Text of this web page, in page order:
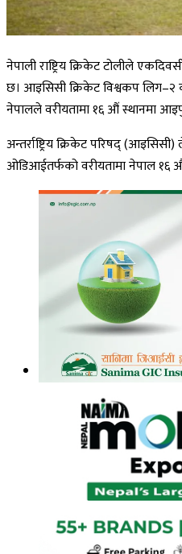
नेपाली राष्ट्रिय क्रिकेट टोलीले
छ। आइसिसी क्रिकेट विश्वकप लिग–२
नेपालले वरीयतामा १६ औं स्थानमा
अन्तर्राष्ट्रिय क्रिकेट परिषद्
ओडिआईतर्फको वरीयतामा नेपाल १६